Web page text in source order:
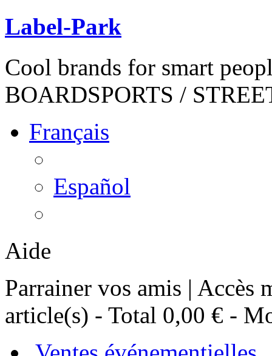
Label-Park
Cool brands for smart
BOARDSPORTS /
Français
Español
Aide
Parrainer vos amis | Accès
article(s) - Total 0,00 € -